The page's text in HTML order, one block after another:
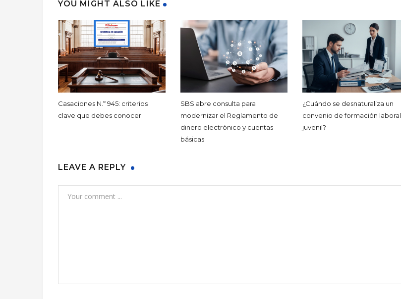
YOU MIGHT ALSO LIKE
Casaciones N.º 945: criterios
clave que debes conocer
SBS abre consulta para
modernizar el Reglamento de
dinero electrónico y cuentas
básicas
¿Cuándo se desnaturaliza un
convenio de formación laboral
juvenil?
LEAVE A REPLY